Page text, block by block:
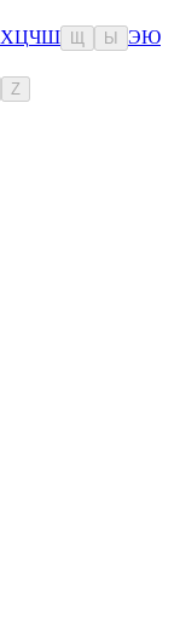
ХЦЧШ Ы ЭЮ
Z